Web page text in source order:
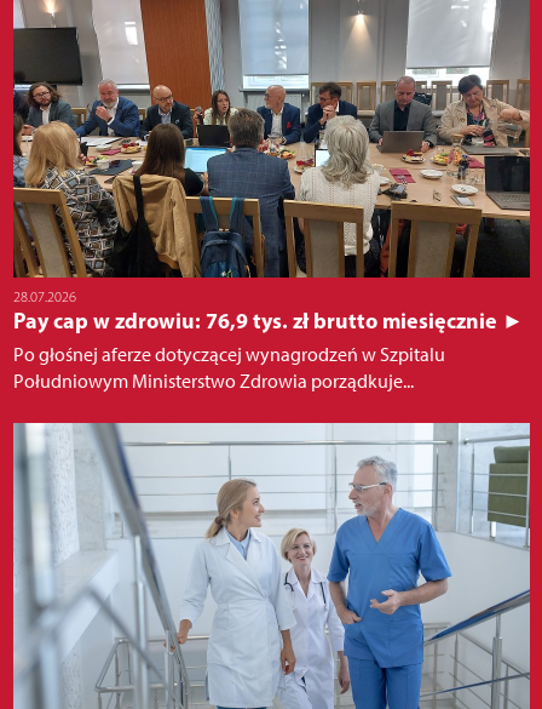
28.07.2026
Pay cap w zdrowiu: 76,9 tys. zł brutto miesięcznie ►
Po głośnej aferze dotyczącej wynagrodzeń w Szpitalu
Południowym Ministerstwo Zdrowia porządkuje...